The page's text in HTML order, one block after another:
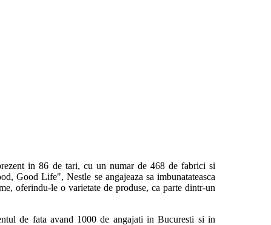
in 86 de tari, cu un numar de 468 de fabrici si
Good Life", Nestle se angajeaza sa imbunatateasca
oferindu-le o varietate de produse, ca parte dintr-un
de fata avand 1000 de angajati in Bucuresti si in